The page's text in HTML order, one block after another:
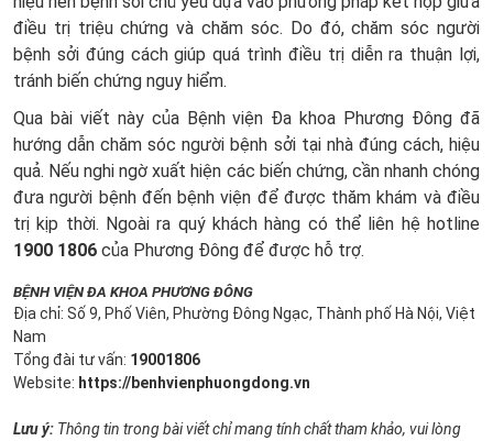
điều trị triệu chứng và chăm sóc. Do đó, chăm sóc người
bệnh sởi đúng cách giúp quá trình điều trị diễn ra thuận lợi,
tránh biến chứng nguy hiểm.
Qua bài viết này của Bệnh viện Đa khoa Phương Đông đã
hướng dẫn chăm sóc người bệnh sởi tại nhà đúng cách, hiệu
quả. Nếu nghi ngờ xuất hiện các biến chứng, cần nhanh chóng
đưa người bệnh đến bệnh viện để được thăm khám và điều
trị kịp thời. Ngoài ra quý khách hàng có thể liên hệ hotline
1900 1806 của Phương Đông để được hỗ trợ.
BỆNH VIỆN ĐA KHOA PHƯƠNG ĐÔNG
Địa chỉ: Số 9, Phố Viên, Phường Đông Ngạc, Thành phố Hà Nội, Việt
Nam
Tổng đài tư vấn: 19001806
Website: https://benhvienphuongdong.vn
Lưu ý: Thông tin trong bài viết chỉ mang tính chất tham khảo, vui lòng